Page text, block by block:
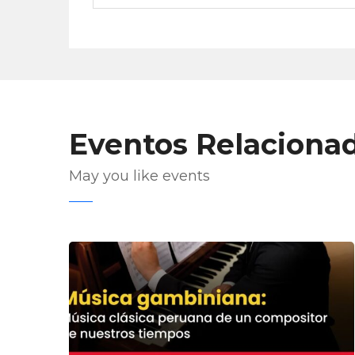
Eventos
May you like events